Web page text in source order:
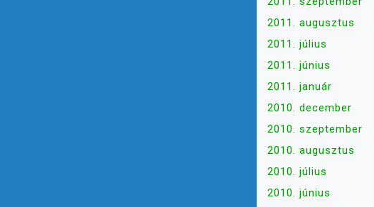
2011. augusztus
2011. július
2011. június
2011. január
2010. december
2010. szeptember
2010. augusztus
2010. július
2010. június